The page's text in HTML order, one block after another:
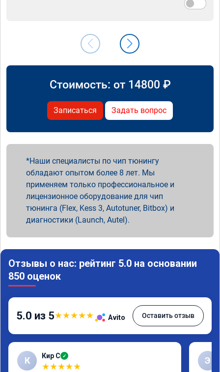
Стоимость: от 14800 ₽
Записаться Задать вопрос
Наши специалисты по чип тюнингу
обладают опытом более 8 лет. Мы
применяем только профессиональное и
лицензионное оборудование для чип
тюнинга (Flex, Kess 3, Autotuner, Bitbox) и
диагностики (Launch, Autel).
Отзывы о нас: рейтинг 5.0 на основании
850 оценок
5.0 из 5★★★★★ Avito Оставить отзыв
К Кир С ✓
★★★★★
Э